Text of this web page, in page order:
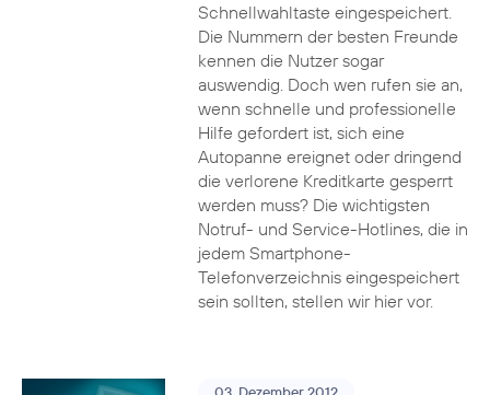
Schnellwahltaste eingespeichert.
Die Nummern der besten Freunde
kennen die Nutzer sogar
auswendig. Doch wen rufen sie an,
wenn schnelle und professionelle
Hilfe gefordert ist, sich eine
Autopanne ereignet oder dringend
die verlorene Kreditkarte gesperrt
werden muss? Die wichtigsten
Notruf- und Service-Hotlines, die in
jedem Smartphone-
Telefonverzeichnis eingespeichert
sein sollten, stellen wir hier vor.